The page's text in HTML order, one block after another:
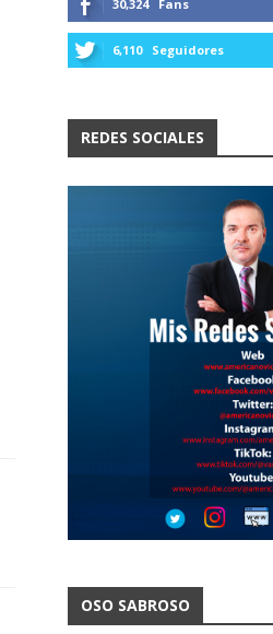
30,324 Fans
6,110 Seguidores
REDES SOCIALES
OSO SABROSO